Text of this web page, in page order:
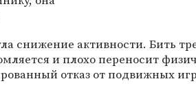
снижение активности. Бить
и плохо переносит
отказ от подвижных